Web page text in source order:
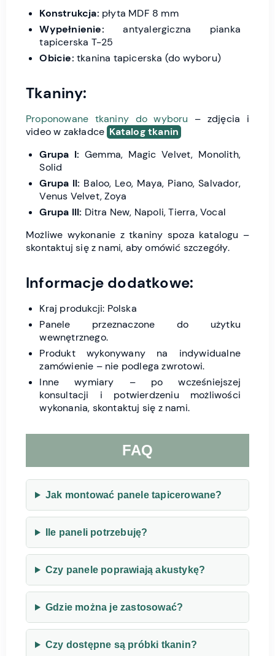
Konstrukcja: płyta MDF 8 mm
Wypełnienie: antyalergiczna pianka
tapicerska T-25
Obicie: tkanina tapicerska (do wyboru)
Tkaniny:
Proponowane tkaniny do wyboru – zdjęcia i
video w zakładce Katalog tkanin
Grupa I: Gemma, Magic Velvet, Monolith,
Solid
Grupa II: Baloo, Leo, Maya, Piano, Salvador,
Venus Velvet, Zoya
Grupa III: Ditra New, Napoli, Tierra, Vocal
Możliwe wykonanie z tkaniny spoza katalogu –
skontaktuj się z nami, aby omówić szczegóły.
Informacje dodatkowe:
Kraj produkcji: Polska
Panele przeznaczone do użytku
wewnętrznego.
Produkt wykonywany na indywidualne
zamówienie – nie podlega zwrotowi.
Inne wymiary – po wcześniejszej
konsultacji i potwierdzeniu możliwości
wykonania, skontaktuj się z nami.
FAQ
Jak montować panele tapicerowane?
Ile paneli potrzebuję?
Czy panele poprawiają akustykę?
Gdzie można je zastosować?
Czy dostępne są próbki tkanin?